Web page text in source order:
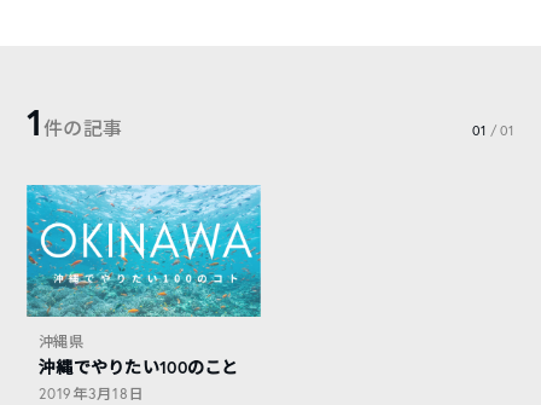
1 件の記事 01 / 01
沖縄県
沖縄でやりたい100のこと
2019年3月18日